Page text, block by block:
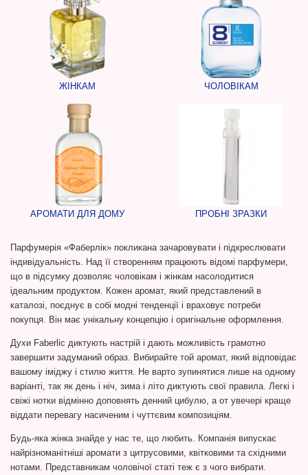
ЖІНКАМ ЧОЛОВІКАМ
АРОМАТИ ДЛЯ ДОМУ ПРОБНІ ЗРАЗКИ
Парфумерія «Фаберлік» покликана зачаровувати і підкреслювати
індивідуальність. Над її створенням працюють відомі парфумери,
що в підсумку дозволяє чоловікам і жінкам насолодитися
ідеальним продуктом. Кожен аромат, який представлений в
каталозі, поєднує в собі модні тенденції і враховує потреби
покупця. Він має унікальну концепцію і оригінальне оформлення.
Духи Faberlic диктують настрій і дають можливість грамотно
завершити задуманий образ. Вибирайте той аромат, який відповідає
вашому іміджу і стилю життя. Не варто зупинятися лише на одному
варіанті, так як день і ніч, зима і літо диктують свої правила. Легкі і
свіжі нотки відмінно доповнять денний цибулю, а от увечері краще
віддати перевагу насиченим і чуттєвим композиціям.
Будь-яка жінка знайде у нас те, що любить. Компанія випускає
найрізноманітніші аромати з цитрусовими, квітковими та східними
нотами. Представникам чоловічої статі теж є з чого вибрати.